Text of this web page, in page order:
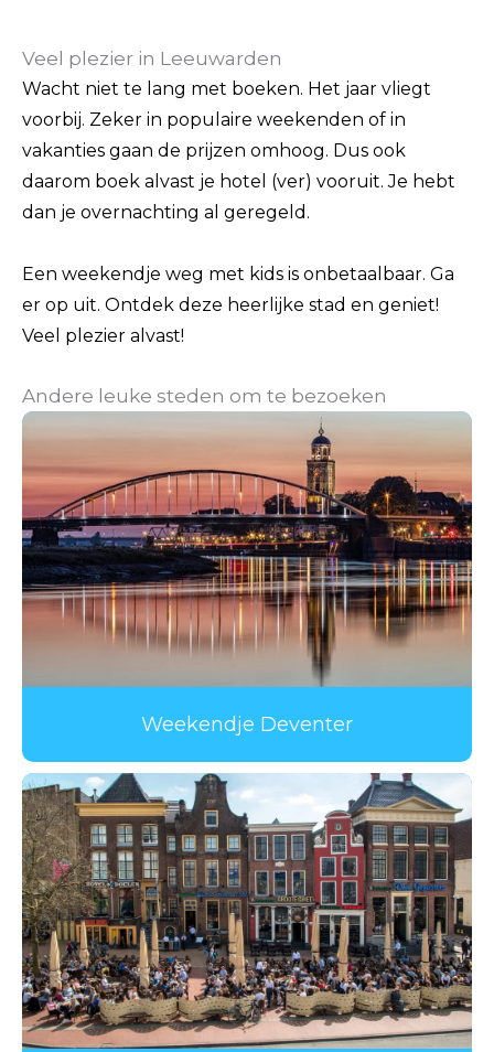
Veel plezier in Leeuwarden
Wacht niet te lang met boeken. Het jaar vliegt
voorbij. Zeker in populaire weekenden of in
vakanties gaan de prijzen omhoog. Dus ook
daarom boek alvast je hotel (ver) vooruit. Je hebt
dan je overnachting al geregeld.
Een weekendje weg met kids is onbetaalbaar. Ga
er op uit. Ontdek deze heerlijke stad en geniet!
Veel plezier alvast!
Andere leuke steden om te bezoeken
Weekendje Deventer